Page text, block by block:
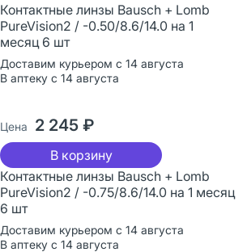
Контактные линзы Bausch + Lomb
PureVision2 / -0.50/8.6/14.0 на 1
месяц 6 шт
Доставим курьером с 14 августа
В аптеку с 14 августа
Цена 2 245 ₽
В корзину
Контактные линзы Bausch + Lomb
PureVision2 / -0.75/8.6/14.0 на 1 месяц
6 шт
Доставим курьером с 14 августа
В аптеку с 14 августа